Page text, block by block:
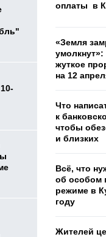
оплаты в
«Земля
жуткое
на 12
Что
к
чтобы
и близких
Всё, что
об особом
режиме в
году
Жителей